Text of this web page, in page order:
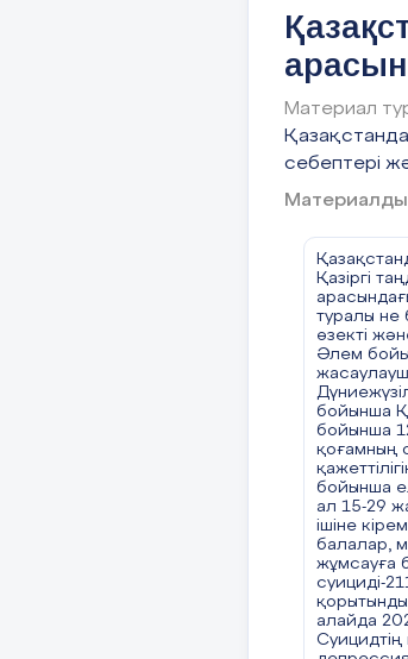
жұмсауға
айтты.
дамуы
Мектепте
себебібен
физикалық
- балалар,
жалғыз
Әр-түрлі
болуы.
заңды
барлық
ойлардың
қол
деген
тұрғыда
үшін,
қолдау
қарым-
Сондықтан
ата-ана
жасырмай,
көмегіне
Материал
себептері
Қазіргі
туралы не
өзекті
Әлем
бойынша
бойынша
қоғамның
бойынша
ал 15-29
ішіне
балалар,
жұмсауға
суициді-
алайда
Суицидтің